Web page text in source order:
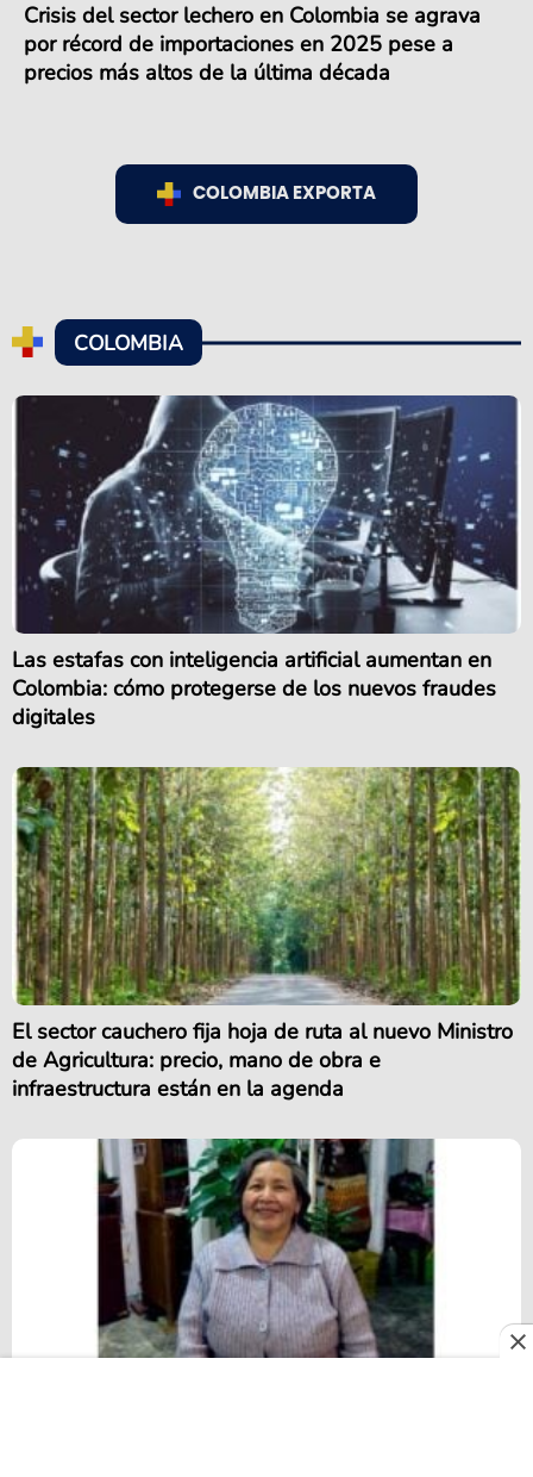
Crisis del sector lechero en Colombia se agrava
por récord de importaciones en 2025 pese a
precios más altos de la última década
COLOMBIA EXPORTA
COLOMBIA
Las estafas con inteligencia artificial aumentan en
Colombia: cómo protegerse de los nuevos fraudes
digitales
El sector cauchero fija hoja de ruta al nuevo Ministro
de Agricultura: precio, mano de obra e
infraestructura están en la agenda